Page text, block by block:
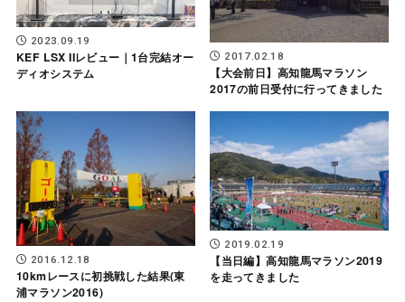
2023.09.19
KEF LSX IIレビュー｜1台完結オー
ディオシステム
2017.02.18
【大会前日】高知龍馬マラソン
2017の前日受付に行ってきました
2016.12.18
10kmレースに初挑戦した結果(東
浦マラソン2016)
2019.02.19
【当日編】高知龍馬マラソン2019
を走ってきました